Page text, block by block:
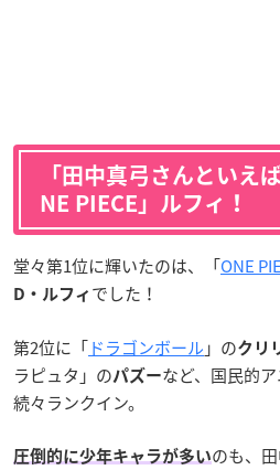
「田中真弓さんといえ
NE PIECE」ルフィ！
堂々第1位に輝いたのは、「ONE
D・ルフィ でした！
第2位に「ドラゴンボール 」のクリ
ラピュタ」のパズーなど、国民的
続々ランクイン。
圧倒的に少年キャラが多いのも、